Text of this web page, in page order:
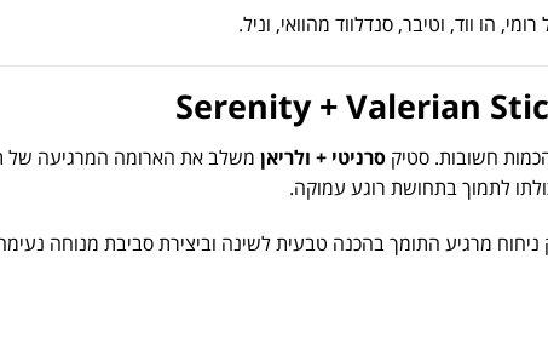
רומי, הו ווד, וטיבר, סנדלווד מהוואי, וניל.
Serenity +Valerian
חשובות. סטיק סרניטי + ולריאן משלבאת הארומה המרגיעה של
לתמוךבתחושת רוגע עמוקה.
ניחוח מרגיע התומךבהכנה טבעיתלשינה וביצירתסביבת מנוחה